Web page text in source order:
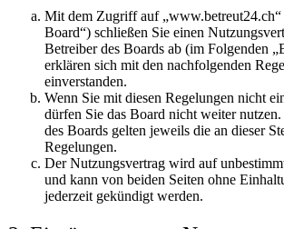
Mit dem Zugriff auf „www.betreut24.ch“
Board“) schließen Sie einen
Betreiber des Boards ab (im Folgenden
erklären sich mit den nachfolgenden
einverstanden.
Wenn Sie mit diesen Regelungen nicht
dürfen Sie das Board nicht weiter
des Boards gelten jeweils die an dieser
Regelungen.
Der Nutzungsvertrag wird auf
und kann von beiden Seiten ohne
jederzeit gekündigt werden.